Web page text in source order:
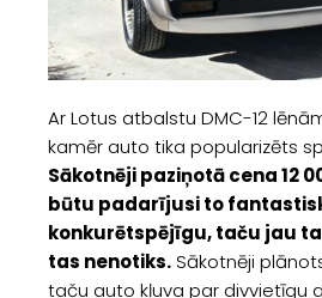
Ar Lotus atbalstu DMC-12
kamēr auto tika popularizēts
Sākotnēji paziņotā cena 12
būtu padarījusi to
konkurētspējīgu, taču jau
tas nenotiks.Sākotnēji
taču auto kļuva par divvietīgu